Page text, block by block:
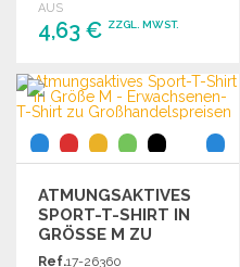
Markenetikett, nur mit
Größenetikett.
AUS
4,63 € ZZGL. MWST.
BESTELLEN
Angebot anfordern
ATMUNGSAKTIVES
SPORT-T-SHIRT IN
GRÖSSE M ZU G
ROSSHANDELSPREISEN
Ref.17-26360